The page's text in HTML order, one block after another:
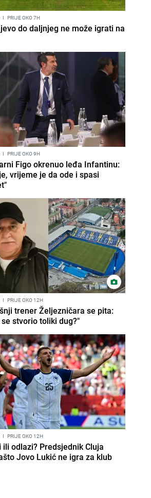
I PRIJE OKO 7H
do daljnjeg ne može igrati na
I PRIJE OKO 9H
Figo okrenuo leđa Infantinu:
vrijeme je da ode i spasi
I PRIJE OKO 12H
trener Željezničara se pita:
stvorio toliki dug?"
I PRIJE OKO 12H
ili odlazi? Predsjednik Cluja
Jovo Lukić ne igra za klub